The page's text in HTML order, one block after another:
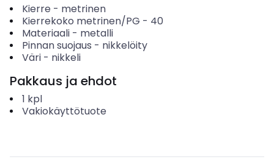
Kierre - metrinen
Kierrekoko metrinen/PG - 40
Materiaali- metalli
Pinnan suojaus - nikkelöity
Väri- nikkeli
Pakkaus ja ehdot
1 kpl
Vakiokäyttötuote